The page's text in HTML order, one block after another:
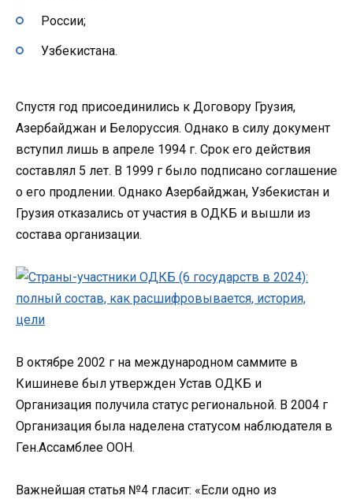
России;
Узбекистана.
Спустя год присоединились к Договору Грузия,
Азербайджан и Белоруссия. Однако в силу документ
вступил лишь в апреле 1994 г. Срок его действия
составлял 5 лет. В 1999 г было подписано соглашение
о его продлении. Однако Азербайджан, Узбекистан и
Грузия отказались от участия в ОДКБ и вышли из
состава организации.
В октябре 2002 г на международном саммите в
Кишиневе был утвержден Устав ОДКБ и
Организация получила статус региональной. В 2004 г
Организация была наделена статусом наблюдателя в
Ген.Ассамблее ООН.
Важнейшая статья №4 гласит: «Если одно из